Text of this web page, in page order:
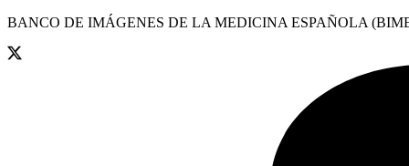
BANCO DE IMÁGENES DE LA MEDICINA ESPAÑOLA